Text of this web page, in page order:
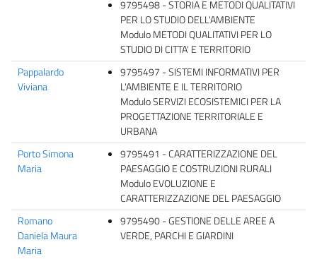
9795498 - STORIA E METODI QUALITATIVI
PER LO STUDIO DELL'AMBIENTE
Modulo METODI QUALITATIVI PER LO
STUDIO DI CITTA' E TERRITORIO
Pappalardo
Viviana
9795497 - SISTEMI INFORMATIVI PER
L'AMBIENTE E IL TERRITORIO
Modulo SERVIZI ECOSISTEMICI PER LA
PROGETTAZIONE TERRITORIALE E
URBANA
Porto Simona
Maria
9795491 - CARATTERIZZAZIONE DEL
PAESAGGIO E COSTRUZIONI RURALI
Modulo EVOLUZIONE E
CARATTERIZZAZIONE DEL PAESAGGIO
Romano
Daniela Maura
Maria
9795490 - GESTIONE DELLE AREE A
VERDE, PARCHI E GIARDINI